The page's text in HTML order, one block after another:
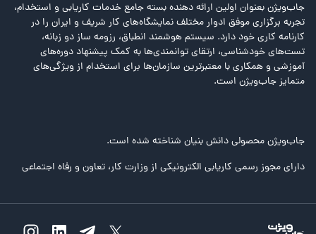
جاب‌ویژن بعنوان اولین ارائه دهنده بسته جامع خدمات کاریابی و استخدام،
تجربه برگزاری موفق ادوار مختلف نمایشگاه‌های کار شریف و ایران را در
کارنامه کاری خود دارد. سیستم هوشمند انطباق، رزومه ساز دو زبانه،
تست‌های خودشناسی، ارتقای توانمندی‌ها به کمک پیشنهاد دوره‌های
آموزشی و همکاری با معتبرترین سازمان‌ها برای استخدام از ویژگی‌های
متمایز جاب‌ویژن است.
جاب‌ویژن محصولی دانش بنیان شناخته شده است.
دارای مجوز رسمی کاریابی الکترونیکی از وزارت کار، تعاون و رفاه اجتماعی